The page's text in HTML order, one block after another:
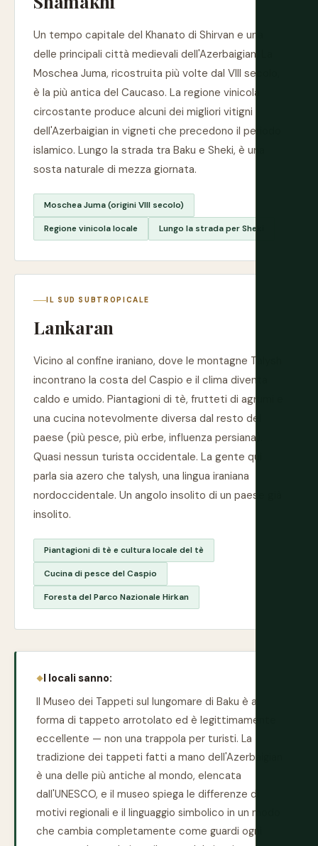
Un tempo capitale del Khanato di Shirvan e una
delle principali città medievali dell'Azerbaigian. La
Moschea Juma, ricostruita più volte dal VIII secolo,
è la più antica del Caucaso. La regione vinicola
circostante produce alcuni dei migliori vitigni
dell'Azerbaigian in vigneti che precedono il periodo
islamico. Lungo la strada tra Baku e Sheki, è una
sosta naturale di mezza giornata.
Moschea Juma (origini VIII secolo)
Regione vinicola locale Lungo la strada per Sheki
IL SUD SUBTROPICALE
Lankaran
Vicino al confine iraniano, dove le montagne Talysh
incontrano la costa del Caspio e il clima diventa
caldo e umido. Piantagioni di tè, frutteti di agrumi e
una cucina notevolmente diversa dal resto del
paese (più pesce, più erbe, influenza persiana).
Quasi nessun turista occidentale. La gente qui
parla sia azero che talysh, una lingua iraniana
nordoccidentale. Un angolo insolito di un paese già
insolito.
Piantagioni di tè e cultura locale del tè
Cucina di pesce del Caspio
Foresta del Parco Nazionale Hirkan
I locali sanno:
Il Museo dei Tappeti sul lungomare di Baku è a
forma di tappeto arrotolato ed è legittimamente
eccellente — non una trappola per turisti. La
tradizione dei tappeti fatti a mano dell'Azerbaigian
è una delle più antiche al mondo, elencata
dall'UNESCO, e il museo spiega le differenze di
motivi regionali e il linguaggio simbolico in un modo
che cambia completamente come guardi ogni